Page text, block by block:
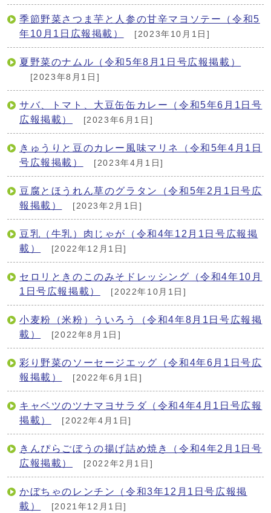
季節野菜さつま芋と人参の甘辛マヨソテー（令和5
年10月1日広報掲載）
[2023年10月1日]
夏野菜のナムル（令和5年8月1日号広報掲載）
[2023年8月1日]
サバ、トマト、大豆缶缶カレー（令和5年6月1日号
広報掲載）
[2023年6月1日]
きゅうりと豆のカレー風味マリネ（令和5年4月1日
号広報掲載）
[2023年4月1日]
豆腐とほうれん草のグラタン（令和5年2月1日号広
報掲載）
[2023年2月1日]
豆乳（牛乳）肉じゃが（令和4年12月1日号広報掲
載）
[2022年12月1日]
セロリときのこのみそドレッシング（令和4年10月
1日号広報掲載）
[2022年10月1日]
小麦粉（米粉）ういろう（令和4年8月1日号広報掲
載）
[2022年8月1日]
彩り野菜のソーセージエッグ（令和4年6月1日号広
報掲載）
[2022年6月1日]
キャベツのツナマヨサラダ（令和4年4月1日号広報
掲載）
[2022年4月1日]
きんぴらごぼうの揚げ詰め焼き（令和4年2月1日号
広報掲載）
[2022年2月1日]
かぼちゃのレンチン（令和3年12月1日号広報掲
載）
[2021年12月1日]